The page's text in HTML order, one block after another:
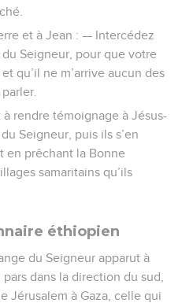
et à Jean : — Intercédez
Seigneur, pour que votre
qu’il ne m’arrive aucun des
rendre témoignage à Jésus-
Seigneur, puis ils s’en
en prêchant la Bonne
samaritains qu’ils
éthiopien
du Seigneur apparut à
dans la direction du sud,
Jérusalem à Gaza, celle qui